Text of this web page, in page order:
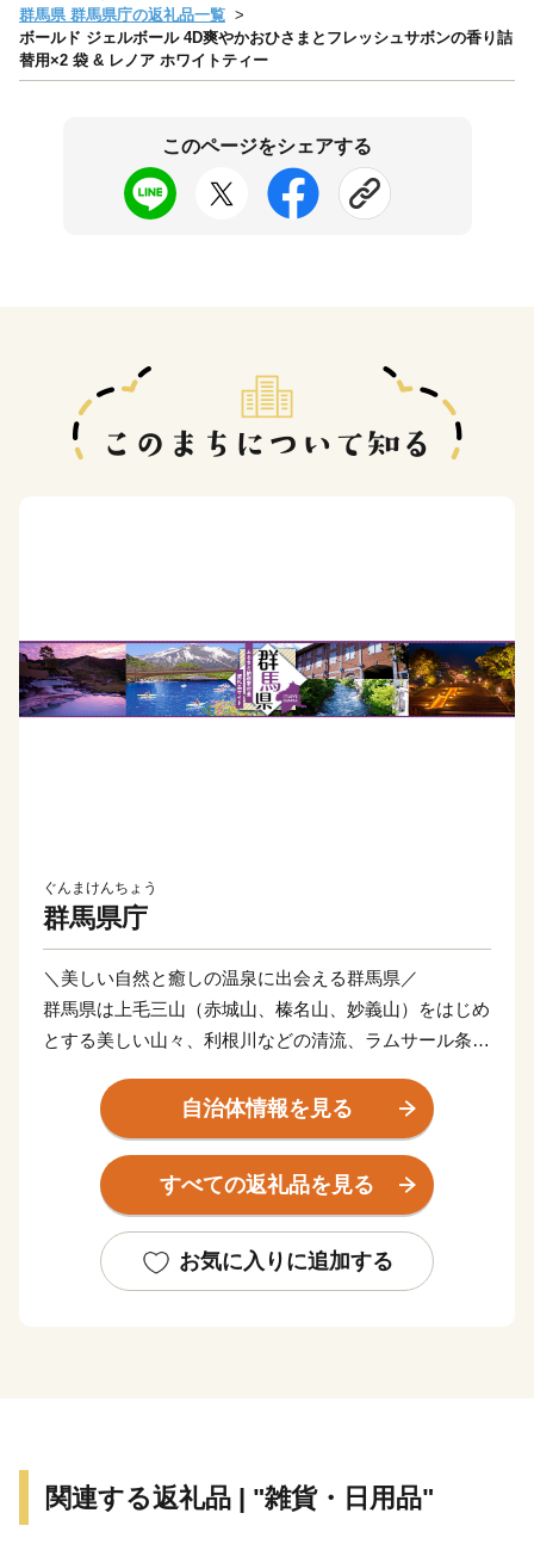
群馬県 群馬県庁の返礼品一覧
ボールド ジェルボール 4D爽やかおひさまとフレッシュサボンの香り詰
替用×2 袋 & レノア ホワイトティー
このページをシェアする
ぐんまけんちょう
群馬県庁
＼美しい自然と癒しの温泉に出会える群馬県／
群馬県は上毛三山（赤城山、榛名山、妙義山）をはじめ
とする美しい山々、利根川などの清流、ラムサール条約
美しい自然の中を散策し豊かな時間を過ごすほか、県内
各地で夏は登山・カヌー・キャニオニング・ラフティン
グ、冬はスキーやスノーボードなど様々なアクティビテ
ィを楽しむこともできます。
また、群馬県といえば温泉です。草津、伊香保、みなか
み、四万（しま）をはじめ、県内には100を超える温泉
ネギなどの豊富な農畜産物や、おっきりこみ・水沢うど
自治体情報を見る
すべての返礼品を見る
お気に入りに追加する
関連する返礼品 | "雑貨・日用品"